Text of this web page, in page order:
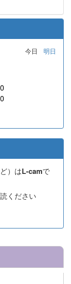
今日 明日
）はL-camで
ください